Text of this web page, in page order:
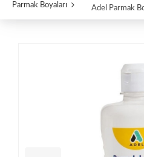
Parmak Boyaları Adel Parmak